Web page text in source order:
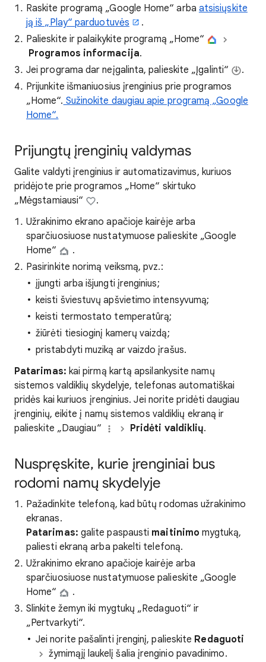
Raskite programą „Google Home“ arba atsisiųskite
ją iš „Play“ parduotuvės
.
Palieskite ir palaikykite programą „Home“
Programos informacija.
Jei programa dar neįgalinta, palieskite „Įgalinti“
.
Prijunkite išmaniuosius įrenginius prie programos
„Home“. Sužinokite daugiau apie programą „Google
Home“.
Prijungtų įrenginių valdymas
Galite valdyti įrenginius ir automatizavimus, kuriuos
pridėjote prie programos „Home“ skirtuko
„Mėgstamiausi“
.
Užrakinimo ekrano apačioje kairėje arba
sparčiuosiuose nustatymuose palieskite „Google
Home“
.
Pasirinkite norimą veiksmą, pvz.:
įjungti arba išjungti įrenginius;
keisti šviestuvų apšvietimo intensyvumą;
keisti termostato temperatūrą;
žiūrėti tiesioginį kamerų vaizdą;
pristabdyti muziką ar vaizdo įrašus.
Patarimas: kai pirmą kartą apsilankysite namų
sistemos valdiklių skydelyje, telefonas automatiškai
pridės kai kuriuos įrenginius. Jei norite pridėti daugiau
įrenginių, eikite į namų sistemos valdiklių ekraną ir
palieskite „Daugiau“
Pridėti valdiklių.
Nuspręskite, kurie įrenginiai bus
rodomi namų skydelyje
Pažadinkite telefoną, kad būtų rodomas užrakinimo
ekranas.
Patarimas: galite paspausti maitinimo mygtuką,
paliesti ekraną arba pakelti telefoną.
Užrakinimo ekrano apačioje kairėje arba
sparčiuosiuose nustatymuose palieskite „Google
Home“
.
Slinkite žemyn iki mygtukų „Redaguoti“ ir
„Pertvarkyti“.
Jei norite pašalinti įrenginį, palieskite Redaguoti
žymimąjį laukelį šalia įrenginio pavadinimo.